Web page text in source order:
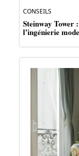
CONSEILS
Steinway Tower
l’ingénierie